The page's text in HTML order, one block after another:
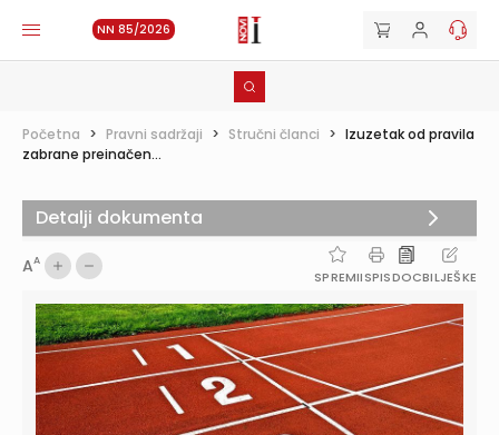
NN 85/2026
Početna > Pravni sadržaji > Stručni članci > Izuzetak od pravila
zabrane preinačen...
AA
SPREMIISPISDOCBILJEŠKE
Detalji dokumenta